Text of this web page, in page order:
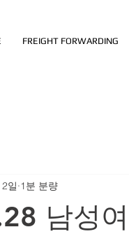
FREIGHT FORWARDING
남성
일 1분 분량